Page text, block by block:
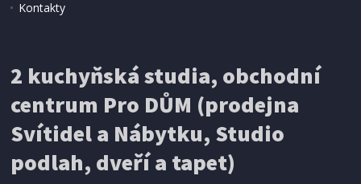
199 Kč Přidat do košíku
SÍŤ PROTI HMYZU
ProGarden KO-CY5910600 Síť proti hmyzu do
dveří magnetická 210 x 100 cm
Kontakty
2 kuchyňská studia, obchodní
centrum Pro DŮM (prodejna
Svítidel a Nábytku, Studio
podlah, dveří a tapet)